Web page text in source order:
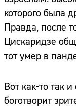
которого была
Правда, после
Цискаридзе
тот умер в
Вот как-то так
боготворит